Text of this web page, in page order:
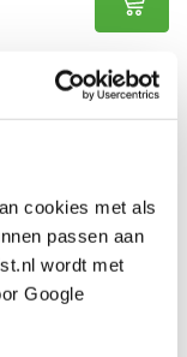
cookies met als
passen aan
wordt met
Google
35,0 mm